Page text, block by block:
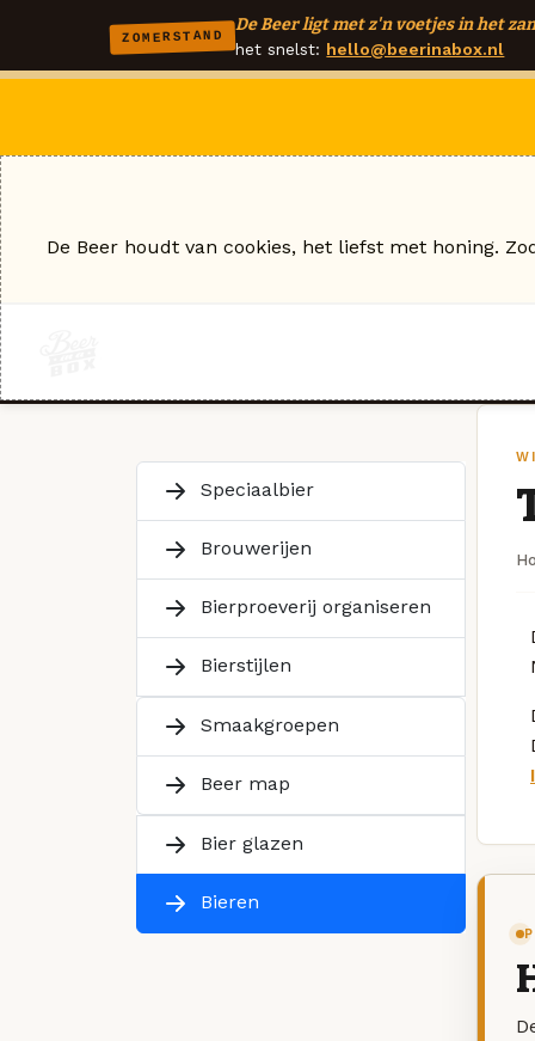
ZOMERSTAND
De Beer ligt met z'n voetjes in het
het snelst: hello@beerinabox.nl
Speciaalbier
Brouwerijen
Bierproeverij organiseren
Bierstijlen
Smaakgroepen
Beer map
Bier glazen
Bieren
De Beer houdt van cookies, het liefst met honing.